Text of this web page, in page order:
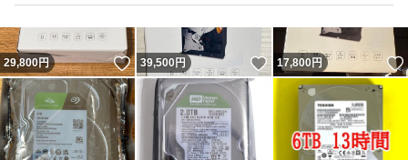
29,800円 いいね！
39,500円 いいね！
17,800円